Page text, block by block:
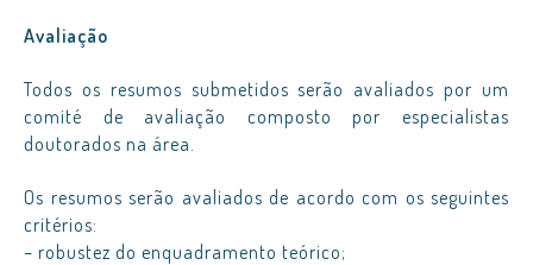
Avaliação
Todos os resumos submetidos serão avaliados por um
comité de avaliação composto por especialistas
doutorados na área.
Os resumos serão avaliados de acordo com os seguintes
critérios:
– robustez do enquadramento teórico;